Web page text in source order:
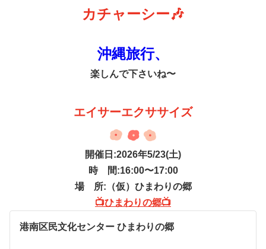
カチャーシー🎶
沖縄旅行、
楽しんで下さいね〜
エイサーエクササイズ
開催日:2026年5/23(土)
時 間:16:00〜17:00
場 所:（仮）ひまわりの郷
📺ひまわりの郷📺
港南区民文化センター ひまわりの郷